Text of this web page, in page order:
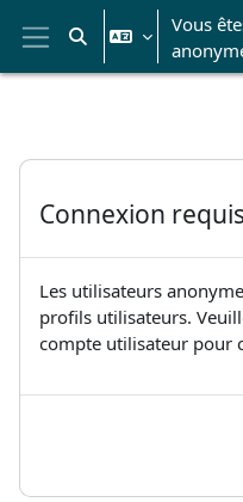
Passer au contenu principal
Panneau latéral
Activer/désactiver la
Vous
Connexion
Les utilisateurs
profils utilisateurs.
compte utilisateur pour